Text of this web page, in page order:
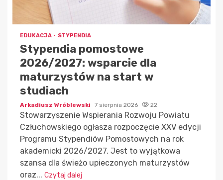
EDUKACJA STYPENDIA
Stypendia pomostowe
2026/2027: wsparcie dla
maturzystów na start w
studiach
Arkadiusz Wróblewski 7 sierpnia 2026 22
Stowarzyszenie Wspierania Rozwoju Powiatu
Człuchowskiego ogłasza rozpoczęcie XXV edycji
Programu Stypendiów Pomostowych na rok
akademicki 2026/2027. Jest to wyjątkowa
szansa dla świeżo upieczonych maturzystów
oraz... Czytaj dalej